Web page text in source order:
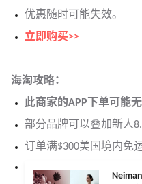
优惠随时可能失效。
立即购买>>
海淘攻略：
此商家的APP下单可能无
部分品牌可以叠加新人
订单满$300美国境内免